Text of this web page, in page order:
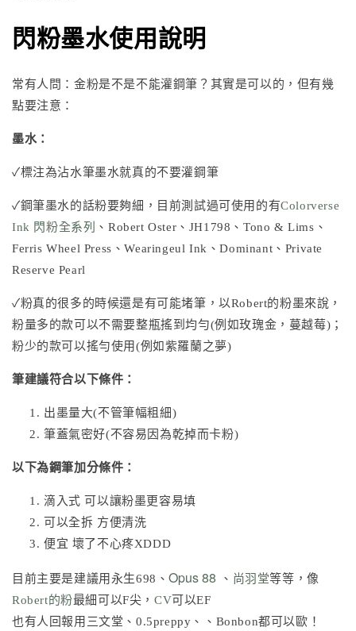
閃粉墨水使用說明
常有人問：金粉是不是不能灌鋼筆？其實是可以的，但有幾
點要注意：
墨水：
✓標注為沾水筆墨水就真的不要灌鋼筆
✓鋼筆墨水的話粉要夠細，目前測試過可使用的有Colorverse
Ink 閃粉全系列
、Robert Oster 、 JH1798 、Tono & Lims 、
Ferris Wheel Press 、Wearingeul Ink 、Dominant、Private
Reserve Pearl
✓粉真的很多的時候還是有可能堵筆，以Robert的粉墨來說，
粉量多的款可以不需要整瓶搖到均勻(例如玫瑰金，蔓越莓)；
粉少的款可以搖勻使用(例如紫羅蘭之夢)
筆建議符合以下條件：
出墨量大(不管筆幅粗細)
筆蓋氣密好(不容易因為乾掉而卡粉)
以下為鋼筆加分條件：
滴入式 可以讓粉墨更容易填
可以全拆 方便清洗
便宜 壞了不心疼XDDD
目前主要是建議用永生698、Opus 88 、 尚羽堂等等，像
Robert的粉最細可以F尖，CV可以EF
也有人回報用三文堂、0.5preppy、、Bonbon都可以歐！